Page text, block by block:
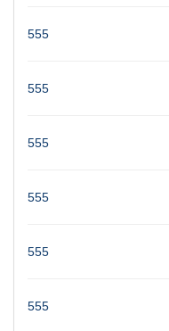
555
555
555
555
555
555